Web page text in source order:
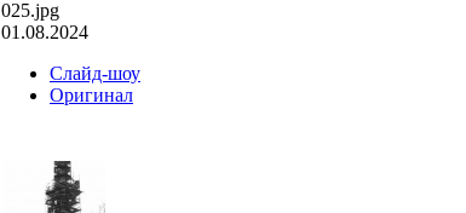
025.jpg
01.08.2024
Слайд-шоу
Оригинал